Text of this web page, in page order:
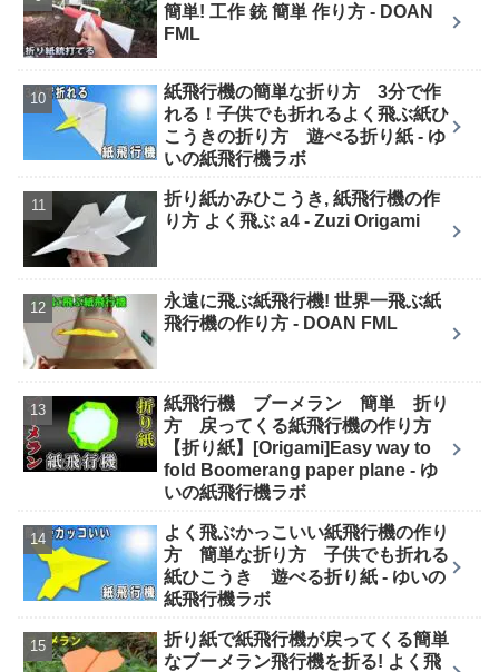
簡単! 工作 銃 簡単 作り方 - DOAN
FML
紙飛行機の簡単な折り方 3分で作
れる！子供でも折れるよく飛ぶ紙ひ
こうきの折り方 遊べる折り紙 - ゆ
いの紙飛行機ラボ
折り紙かみひこうき, 紙飛行機の作
り方 よく飛ぶ a4 - Zuzi Origami
永遠に飛ぶ紙飛行機! 世界一飛ぶ紙
飛行機の作り方 - DOAN FML
紙飛行機 ブーメラン 簡単 折り
方 戻ってくる紙飛行機の作り方
【折り紙】[Origami]Easy way to
fold Boomerang paper plane - ゆ
いの紙飛行機ラボ
よく飛ぶかっこいい紙飛行機の作り
方 簡単な折り方 子供でも折れる
紙ひこうき 遊べる折り紙 - ゆいの
紙飛行機ラボ
折り紙で紙飛行機が戻ってくる簡単
なブーメラン飛行機を折る! よく飛